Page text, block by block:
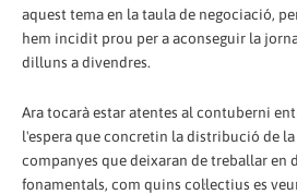
aquest tema en la taula de negociació,
hem incidit prou per a aconseguir la
dilluns a divendres.
Ara tocarà estar atentes al contuberni
l'espera que concretin la distribució de
companyes que deixaran de treballar en
fonamentals, com quins col·lectius es